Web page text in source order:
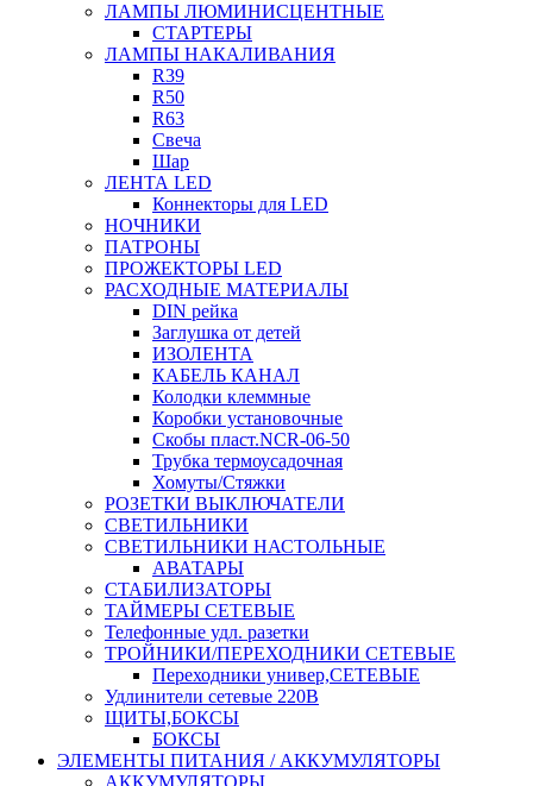
ЛАМПЫ ЛЮМИНИСЦЕНТНЫЕ
СТАРТЕРЫ
ЛАМПЫ НАКАЛИВАНИЯ
R39
R50
R63
Свеча
Шар
ЛЕНТА LED
Коннекторы для LED
НОЧНИКИ
ПАТРОНЫ
ПРОЖЕКТОРЫ LED
РАСХОДНЫЕ МАТЕРИАЛЫ
DIN рейка
Заглушка от детей
ИЗОЛЕНТА
КАБЕЛЬ КАНАЛ
Колодки клеммные
Коробки установочные
Скобы пласт.NCR-06-50
Трубка термоусадочная
Хомуты/Стяжки
РОЗЕТКИ ВЫКЛЮЧАТЕЛИ
СВЕТИЛЬНИКИ
СВЕТИЛЬНИКИ НАСТОЛЬНЫЕ
АВАТАРЫ
СТАБИЛИЗАТОРЫ
ТАЙМЕРЫ СЕТЕВЫЕ
Телефонные удл. разетки
ТРОЙНИКИ/ПЕРЕХОДНИКИ СЕТЕВЫЕ
Переходники универ,СЕТЕВЫЕ
Удлинители сетевые 220В
ЩИТЫ,БОКСЫ
БОКСЫ
ЭЛЕМЕНТЫ ПИТАНИЯ / АККУМУЛЯТОРЫ
АККУМУЛЯТОРЫ